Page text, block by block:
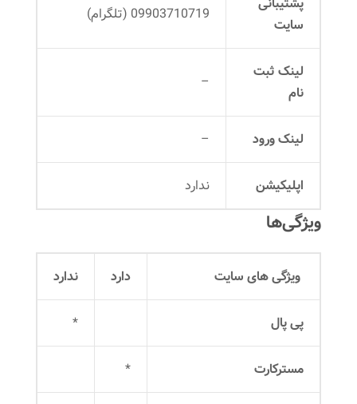
سایت
09903710719 (تلگرام)
لینک ثبت
نام
–
لینک ورود –
اپلیکیشن ندارد
ویژگی‌ها
ویژگی های سایت دارد ندارد
پی پال *
مسترکارت *